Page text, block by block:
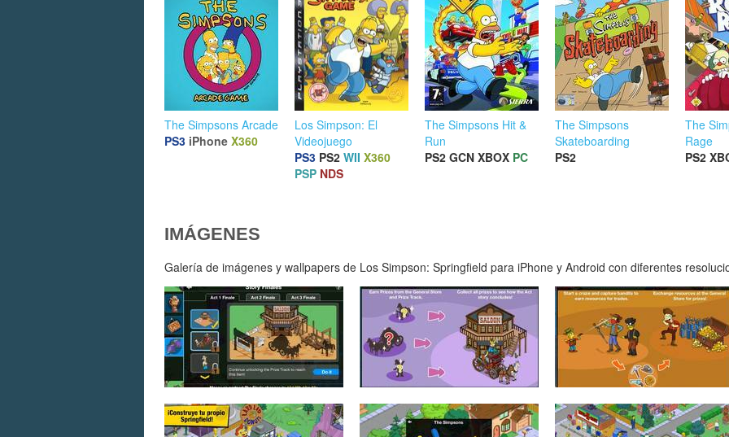
The Simpsons Arcade
PS3 iPhone X360
Los Simpson: El
Videojuego
PS3 PS2 WII X360
PSP NDS
The Simpsons Hit &
Run
PS2 GCN XBOX PC
The Simpsons
Skateboarding
PS2
The
Rage
PS2
IMÁGENES
Galería de imágenes y wallpapers de Los Simpson: Springfield para iPhone y Android con diferentes